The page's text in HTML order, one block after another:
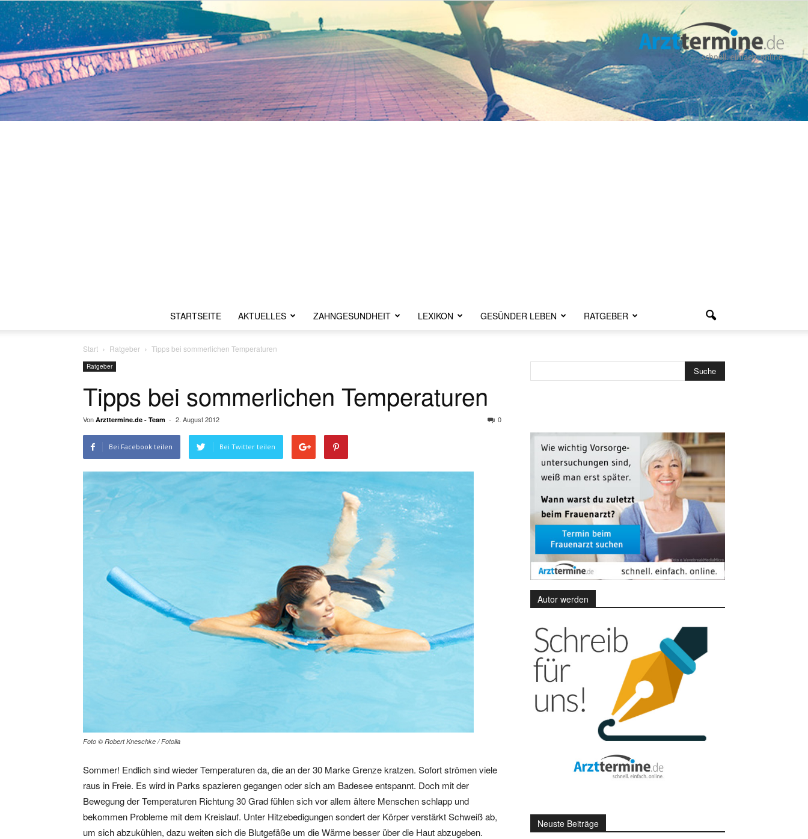
STARTSEITE AKTUELLES ZAHNGESUNDHEIT LEXIKON GESÜNDER LEBEN RATGEBER
Start Ratgeber Tipps bei sommerlichen Temperaturen
Ratgeber
Tipps bei sommerlichen Temperaturen
Von Arzttermine.de - Team - 2. August 2012 0
Bei Facebook teilen Bei Twitter teilen
Foto © Robert Kneschke / Fotolia
Sommer! Endlich sind wieder Temperaturen da, die an der 30 Marke Grenze kratzen. Sofort strömen viele
raus in Freie. Es wird in Parks spazieren gegangen oder sich am Badesee entspannt. Doch mit der
Bewegung der Temperaturen Richtung 30 Grad fühlen sich vor allem ältere Menschen schlapp und
bekommen Probleme mit dem Kreislauf. Unter Hitzebedigungen sondert der Körper verstärkt Schweiß ab,
um sich abzukühlen, dazu weiten sich die Blutgefäße um die Wärme besser über die Haut abzugeben.
Autor werden
Neuste Beiträge